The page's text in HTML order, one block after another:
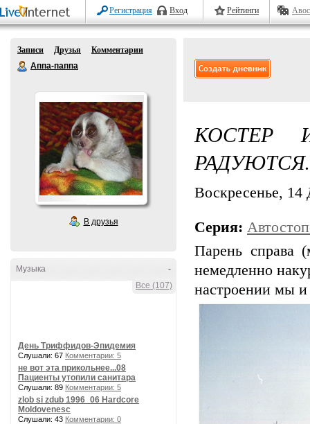
Регистрация Вход Рейтинги
Записи Друзья
Комментарии
Аппа-паппа
В друзья
-
Музыка
Все (107)
День Триффидов-Эпидемия
Слушали: 67 Комментарии: 5
не вот эта прикольнее...08
Пациенты утопили санитара
Слушали: 89 Комментарии: 5
zlob si zdub 1996_06 Hardcore
Moldovenesc
Слушали: 43 Комментарии: 0
КОСТЕР
РАДУЮТСЯ.
Воскресенье, 14
Серия:
Парень справа
немедленно
настроении мы и